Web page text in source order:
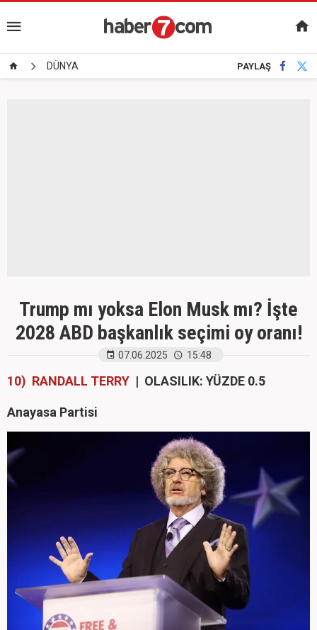
DÜNYA PAYLAŞ
Trump mı yoksa Elon Musk mı? İşte
2028 ABD başkanlık seçimi oy oranı!
07.06.2025 15:48
10) RANDALL TERRY | OLASILIK: YÜZDE 0.5
Anayasa Partisi